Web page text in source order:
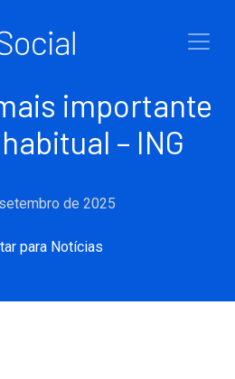
importante
– ING
de 2025
para Notícias